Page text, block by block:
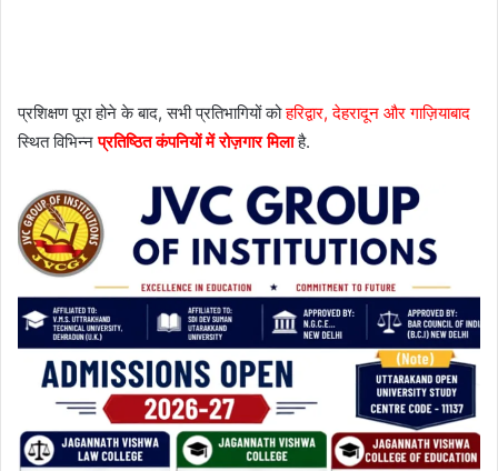
प्रशिक्षण पूरा होने के बाद, सभी प्रतिभागियों कोहरिद्वार, देहरादून और गाज़ियाबाद
स्थित विभिन्नप्रतिष्ठित कंपनियों में रोज़गार मिलाहै.